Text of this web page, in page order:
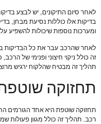
לאחר סיום התיקונים, יש לבצע
בדיקות אלו כוללות נסיעת מבחן,
ומערכות נוספות שיכולות להשפיע
לאחר שהרכב עבר את כל הבדיקות
זה כולל ניקוי חיצוני ופנימי של
תהליך זה מבטיח שהלקוח ירגיש
תחזוקה
תחזוקה שוטפת היא אחד הגורמים
רכב. תהליך זה כולל מגוון פעולות